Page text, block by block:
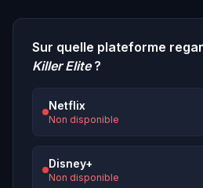
Sur quelle plateforme
Killer Elite?
Netflix
Non disponible
Disney+
Non disponible